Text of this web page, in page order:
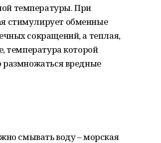
температуры. При
стимулирует обменные
сокращений, а теплая,
температура которой
размножаться вредные
смывать воду – морская